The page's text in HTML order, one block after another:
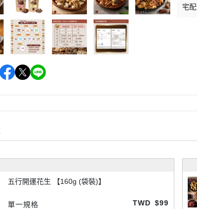
宅
五行開運花生 【160g (袋裝)】
單一規格 TWD $99